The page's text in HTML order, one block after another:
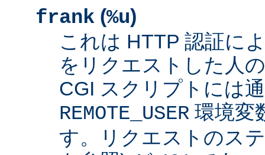
frank (%u)
これは HTTP 認証に
をリクエストした人
CGI スクリプトには
REMOTE_USER 環境変
す。リクエストのス